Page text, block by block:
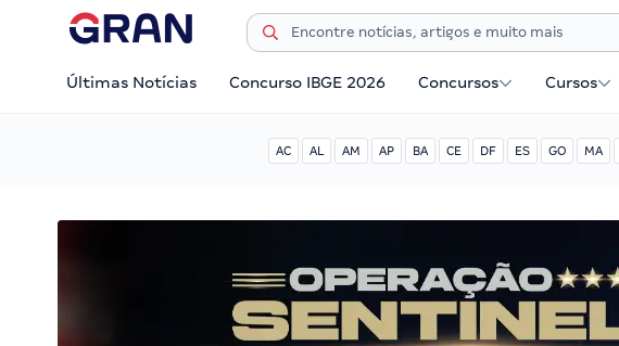
Últimas Notícias Concurso IBGE 2026 Concursos Cursos
AC AL AM AP BA CE DF ES GO MA